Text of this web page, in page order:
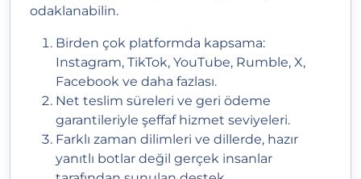
odaklanabilin.
Birden çok platformda kapsama:
Instagram, TikTok, YouTube, Rumble, X,
Facebook ve daha fazlası.
Net teslim süreleri ve geri ödeme
garantileriyle şeffaf hizmet seviyeleri.
Farklı zaman dilimleri ve dillerde, hazır
yanıtlı botlar değil gerçek insanlar